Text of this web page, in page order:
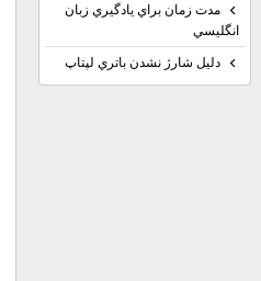
مدت زمان براي يادگيري زبان
انگليسي
دليل شارژ نشدن باتري لپتاپ